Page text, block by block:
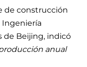
de construcción
de Beijing, indicó
anual